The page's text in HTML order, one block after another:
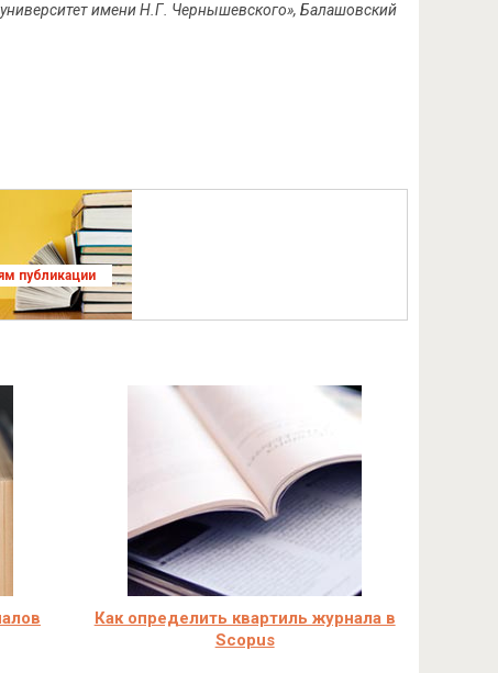
имени Н.Г. Чернышевского», Балашовский
публикации
Как определить квартиль журнала в
Scopus